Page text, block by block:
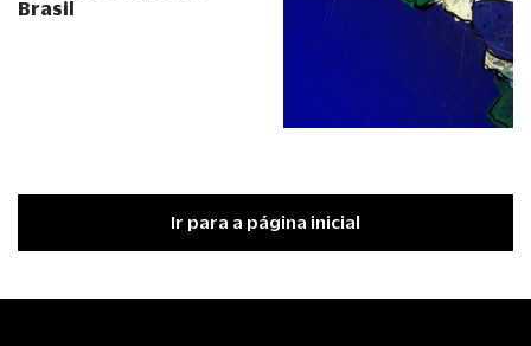
Brasil
Ir para a página inicial